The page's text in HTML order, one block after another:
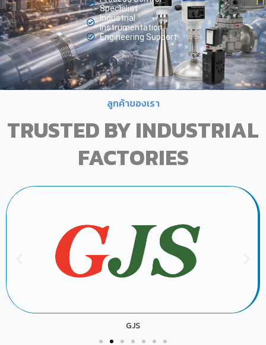
Specialist
Industrial
Instrumentation
Engineering Support
ลูกค้าของเรา
TRUSTED BY INDUSTRIAL
FACTORIES
GJS